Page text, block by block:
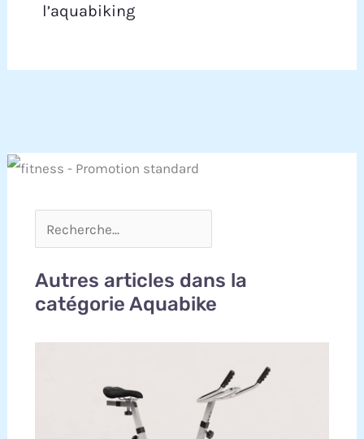
l’aquabiking
Autres articles dans la
catégorie Aquabike